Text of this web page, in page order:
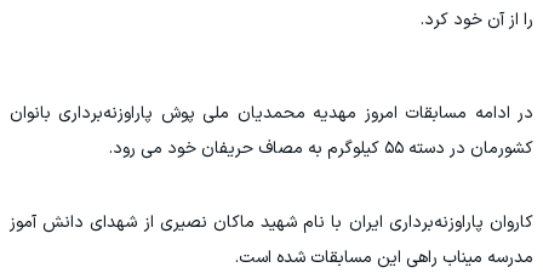
را از آن خود کرد.
در ادامه مسابقات امروز مهدیه محمدیان ملی پوش پاراوزنه‌برداری بانوان
کشورمان در دسته ۵۵ کیلوگرم به مصاف حریفان خود می رود.
کاروان پاراوزنه‌برداری ایران با نام شهید ماکان نصیری از شهدای دانش آموز
مدرسه میناب راهی این مسابقات شده است.